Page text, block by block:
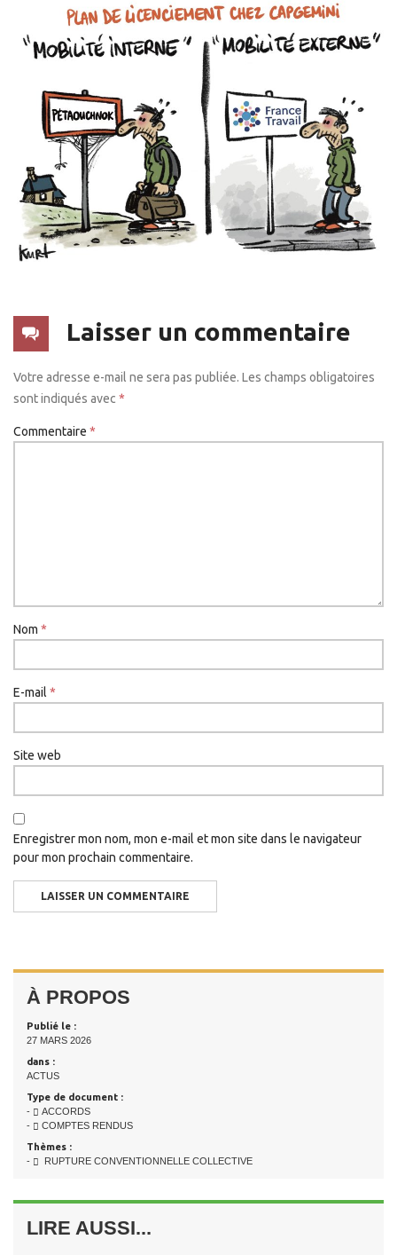
Laisser un commentaire
Votre adresse e-mail ne sera pas publiée. Les champs obligatoires
sont indiqués avec *
Commentaire *
Nom *
E-mail *
Site web
Enregistrer mon nom, mon e-mail et mon site dans le navigateur
pour mon prochain commentaire.
À PROPOS
Publié le :
27 MARS 2026
dans :
ACTUS
Type de document :
-
ACCORDS
-
COMPTES RENDUS
Thèmes :
-
RUPTURE CONVENTIONNELLE COLLECTIVE
LIRE AUSSI...